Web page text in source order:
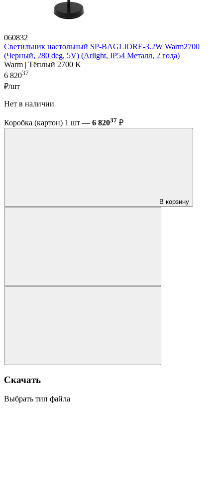
060832
Светильник настольный SP-BAGLIORE-3.2W Warm2700
(Черный, 280 deg, 5V) (Arlight, IP54 Металл, 2 года)
Warm | Тёплый 2700 K
6 82037
₽/шт
Нет в наличии
Коробка (картон) 1 шт — 6 82037 ₽
В корзину
Скачать
Выбрать тип файла